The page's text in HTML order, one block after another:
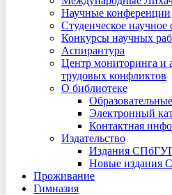
Научные конференции
Студенческое научное
Конкурсы научных
Аспирантура
Центр мониторинга и
трудовых конфликтов
О библиотеке
Электронный
Контактная
Издательство
Издания
Новые издания
Проживание
Гимназия